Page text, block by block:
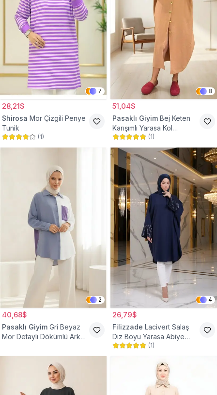
7
28,21$
Shirosa Mor Çizgili Penye
Tunik
(1)
8
51,04$
Pasaklı Giyim Bej Keten
Karışımlı Yarasa Kol
Tesettür Tunik
(1)
2
40,68$
Pasaklı Giyim Gri Beyaz
Mor Detaylı Dökümlü Arkası
4
26,79$
Filizzade Lacivert Salaş
Diz Boyu Yarasa Abiye
Tunik
(1)